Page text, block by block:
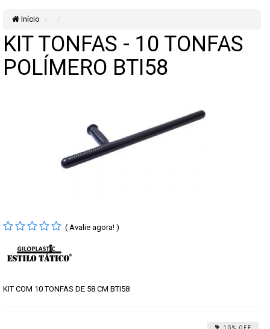
Início
KIT TONFAS - 10 TONFAS
POLÍMERO BTI58
( Avalie agora! )
KIT COM 10 TONFAS DE 58 CM BTI58
15% OFF